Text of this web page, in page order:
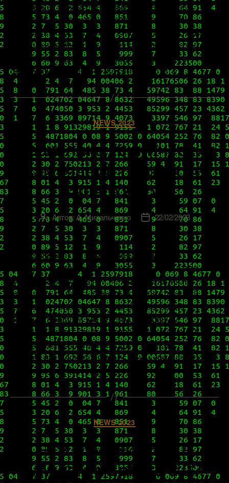
что задает концептуальные основы и без
глубоких, основательных знаний которой
говорить об успешности внедрения SDDC не
приходится. Несколько месяцев тому назад
VMware выпустила очередное мажорное
обновление vSphere, и если вы хотите […]
Рубрики
NEWS 2023
Несколько технических
замечаний по работе
нашего блога
Автор
записи
Автор:А. Михальченко
Дата
записи
22/02/2023
К сожалению, по ряду личных и форс-
мажорных причин, на которые авторы этого
блога никоим образом не могли повлиять,
пришлось сделать довольно существенный
перерыв в работе над ним. Но мы рады
сообщить нашим читателям, что сейчас
возвращаемся к активному наполнению ИТ-
библиотеки виртуализатора и готовим
множество весьма интересных и крайне нужных
материалов. За это время у нас […]
Рубрики
NEWS 2023
Что изменилось в
VMware vSphere 8.0?